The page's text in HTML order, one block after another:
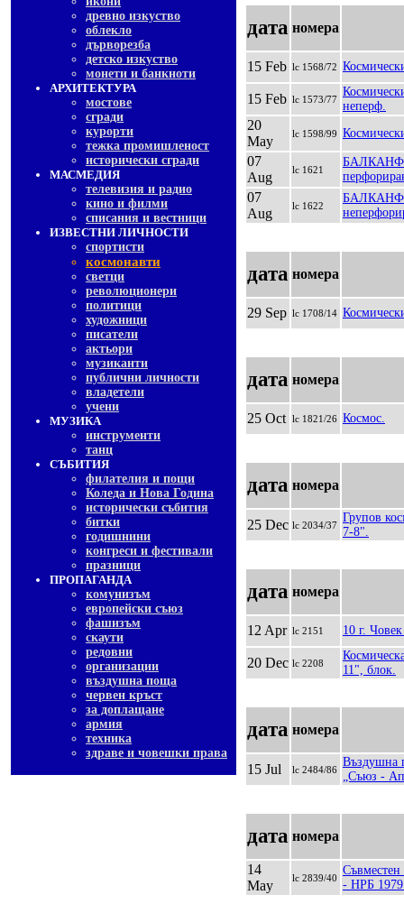
древно изкуство
облекло
дърворезба
детско изкуство
монети и банкноти
АРХИТЕКТУРА
мостове
сгради
курорти
тежка промишленост
исторически сгради
МАСМЕДИЯ
телевизия и радио
кино и филми
списания и вестници
ИЗВЕСТНИ ЛИЧНОСТИ
спортисти
космонавти
светци
революционери
политици
художници
писатели
актьори
музиканти
публични личности
владетели
учени
МУЗИКА
инструменти
танц
СЪБИТИЯ
филателия и пощи
Коледа и Нова Година
исторически събития
битки
годишнини
конгреси и фестивали
празници
ПРОПАГАНДА
комунизъм
европейски съюз
фашизъм
скаути
редовни
организации
въздушна поща
червен кръст
за доплащане
армия
техника
здраве и човешки права
дата номера
15 Feb lc 1568/72
15 Feb lc 1573/77 неперф.
20
May
lc 1598/99
07
Aug
lc 1621
07
Aug
lc 1622
дата номера
29 Sep lc 1708/14
дата номера
25 Oct lc 1821/26 Космос.
дата номера
25 Dec lc 2034/37
Групов
7-8".
дата номера
12 Apr lc 2151 10 г.
20 Dec lc 2208
11", блок.
дата номера
15 Jul lc 2484/86
Въздушна
„Съюз -
дата номера
14
May
lc 2839/40 - НРБ